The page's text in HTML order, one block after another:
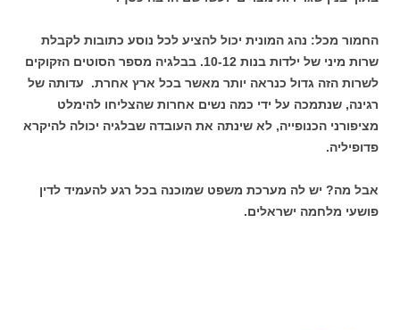
החמור מכל: נהג המונית יכול להציע לכל נוסע כתובות לקבלת
שרות מיני של ילדות בנות 10-12. בבלגיה מספר הסוטים הזקוקים
לשרות הזה גדול כנראה יותר מאשר בכל ארץ אחרת. עדותה של
רגינה, שנתמכה על ידי כמה נשים אחרות שהצליחו להימלט
מציפורני הכנופייה, לא שינתה את העובדה שבלגיה יכולה להיקרא
פדופיליה.
אבל מה? יש לה מערכת משפט שמוכנה בכל רגע להעמיד לדין
פושעי מלחמה ישראלים.